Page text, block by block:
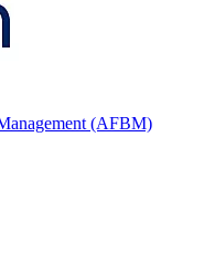
(AFBM)